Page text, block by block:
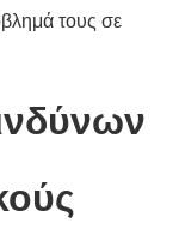
τους σε